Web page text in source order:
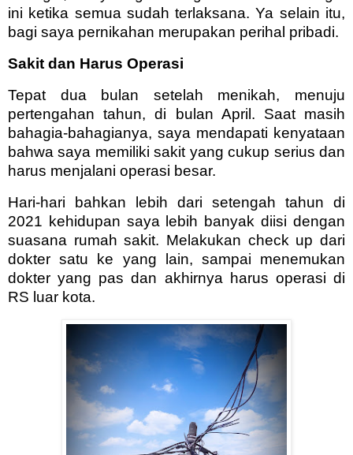
ini ketika semua sudah terlaksana. Ya selain itu,
bagi saya pernikahan merupakan perihal pribadi.
Sakit dan Harus Operasi
Tepat dua bulan setelah menikah, menuju
pertengahan tahun, di bulan April. Saat masih
bahagia-bahagianya, saya mendapati kenyataan
bahwa saya memiliki sakit yang cukup serius dan
harus menjalani operasi besar.
Hari-hari bahkan lebih dari setengah tahun di
2021 kehidupan saya lebih banyak diisi dengan
suasana rumah sakit. Melakukan check up dari
dokter satu ke yang lain, sampai menemukan
dokter yang pas dan akhirnya harus operasi di
RS luar kota.